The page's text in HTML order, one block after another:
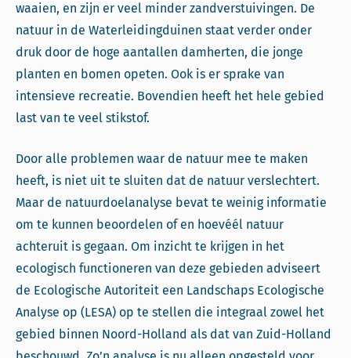
waaien, en zijn er veel minder zandverstuivingen. De
natuur in de Waterleidingduinen staat verder onder
druk door de hoge aantallen damherten, die jonge
planten en bomen opeten. Ook is er sprake van
intensieve recreatie. Bovendien heeft het hele gebied
last van te veel stikstof.
Door alle problemen waar de natuur mee te maken
heeft, is niet uit te sluiten dat de natuur verslechtert.
Maar de natuurdoelanalyse bevat te weinig informatie
om te kunnen beoordelen of en hoevéél natuur
achteruit is gegaan. Om inzicht te krijgen in het
ecologisch functioneren van deze gebieden adviseert
de Ecologische Autoriteit een Landschaps Ecologische
Analyse op (LESA) op te stellen die integraal zowel het
gebied binnen Noord-Holland als dat van Zuid-Holland